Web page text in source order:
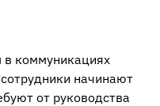
в коммуникациях
начинают
от руководства